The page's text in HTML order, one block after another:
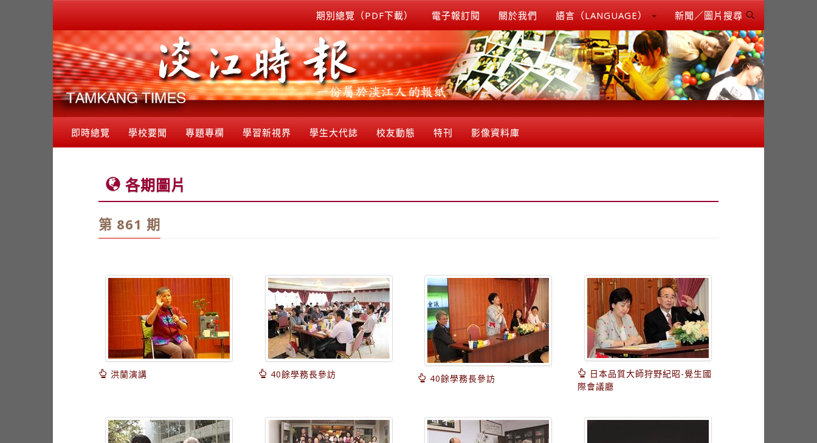
期別總覽（PDF下載） 電子報訂閱 關於我們 語言（LANGUAGE） 新聞／圖片搜尋
即時總覽 學校要聞 專題專欄 學習新視界 學生大代誌 校友動態 特刊 影像資料庫
各期圖片
第 861 期
洪蘭演講 40餘學務長參訪 40餘學務長參訪
日本品質大師狩野紀昭-覺生國
際會議廳